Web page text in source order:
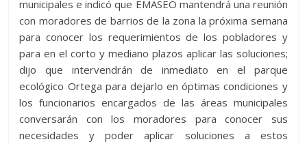
municipales e indicó que EMASEO mantendrá una reunión
con moradores de barrios de la zona la próxima semana
para conocer los requerimientos de los pobladores y
para en el corto y mediano plazos aplicar las soluciones;
dijo que intervendrán de inmediato en el parque
ecológico Ortega para dejarlo en óptimas condiciones y
los funcionarios encargados de las áreas municipales
conversarán con los moradores para conocer sus
necesidades y poder aplicar soluciones a estos